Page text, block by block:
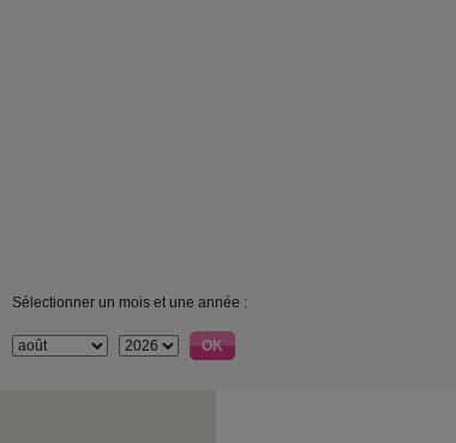
Sélectionner un mois et une année :